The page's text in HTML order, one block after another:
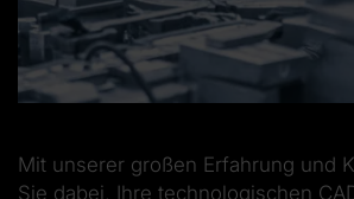
Mit unserer großen Erfahrung und
Sie dabei, Ihre technologischen